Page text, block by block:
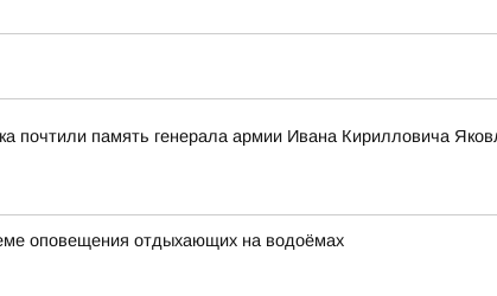
почтили память генерала армии Ивана Кирилловича
оповещения отдыхающих на водоёмах